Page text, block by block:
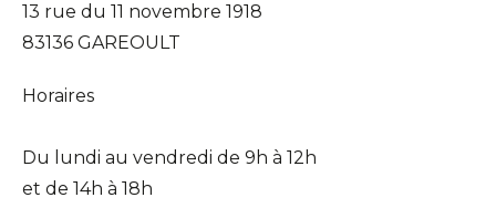
13 rue du 11 novembre 1918
83136 GAREOULT
Horaires
Du lundi au vendredi de 9h à 12h
et de 14h à 18h